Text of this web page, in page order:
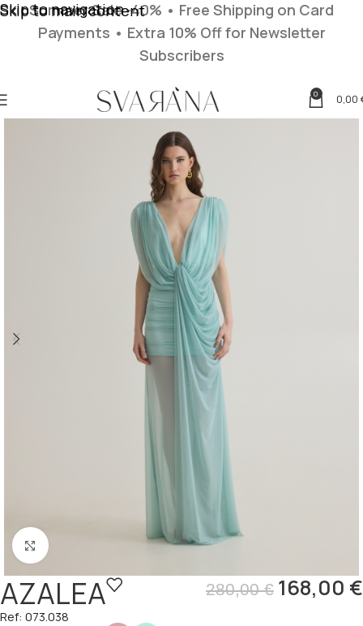
Skip to navigation
Skip to main content
0 0,00
Click to enlarge
AZALEA 280,00€ 168,00 €
Ref: 073.038
Summer Sale -40% • Free Shipping on Card
Payments • Extra 10% Off for Newsletter
Subscribers